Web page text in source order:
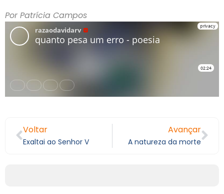
Por Patrícia Campos
Voltar
Exaltai ao Senhor V
Avançar
A natureza da morte